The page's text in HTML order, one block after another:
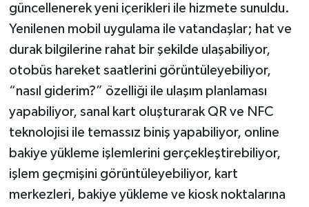
güncellenerek yeni içerikleri ile hizmete sunuldu.
Yenilenen mobil uygulama ile vatandaşlar; hat ve
durak bilgilerine rahat bir şekilde ulaşabiliyor,
otobüs hareket saatlerini görüntüleyebiliyor,
“nasıl giderim?” özelliği ile ulaşım planlaması
yapabiliyor, sanal kart oluşturarak QR ve NFC
teknolojisi ile temassız biniş yapabiliyor, online
bakiye yükleme işlemlerini gerçekleştirebiliyor,
işlem geçmişini görüntüleyebiliyor, kart
merkezleri, bakiye yükleme ve kiosk noktalarına